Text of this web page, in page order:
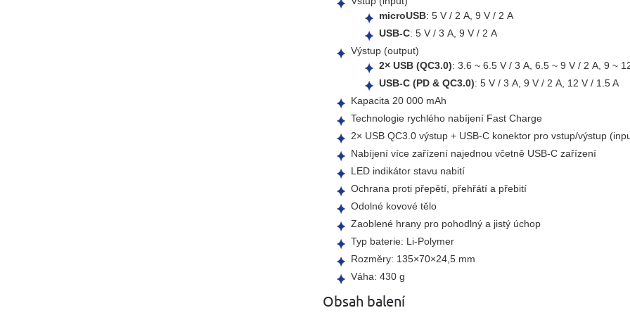
microUSB: 5 V / 2 A, 9 V / 2 A
USB-C: 5 V / 3 A, 9 V / 2 A
Výstup (output)
2× USB (QC3.0): 3.6 ~ 6.5 V / 3 A, 6.5 ~ 9 V / 2 A, 9 ~
USB-C (PD & QC3.0): 5 V / 3 A, 9 V / 2 A, 12 V / 1.5 A
Kapacita 20 000 mAh
Technologie rychlého nabíjení Fast Charge
2× USB QC3.0 výstup + USB-C konektor pro vstup/výstup
Nabíjení více zařízení najednou včetně USB-C zařízení
LED indikátor stavu nabití
Ochrana proti přepětí, přehřátí a přebití
Odolné kovové tělo
Zaoblené hrany pro pohodlný a jistý úchop
Typ baterie: Li-Polymer
Rozměry: 135×70×24,5 mm
Váha: 430 g
Obsah balení